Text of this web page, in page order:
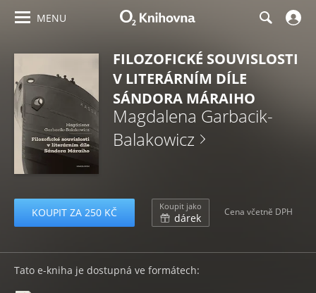
MENU
FILOZOFICKÉ SOUVISLOSTI
V LITERÁRNÍM DÍLE
SÁNDORA MÁRAIHO
Magdalena Garbacik-
Balakowicz
KOUPIT ZA 250 KČ Koupit jako
dárek Cena včetně DPH
Tato e-kniha je dostupná ve formátech: